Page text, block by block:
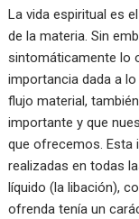
La vida espiritual es
de la materia. Sin
sintomáticamente lo
importancia dada a
flujo material,
importante y que
que ofrecemos. Esta
realizadas en todas
líquido (la libación),
ofrenda tenía un